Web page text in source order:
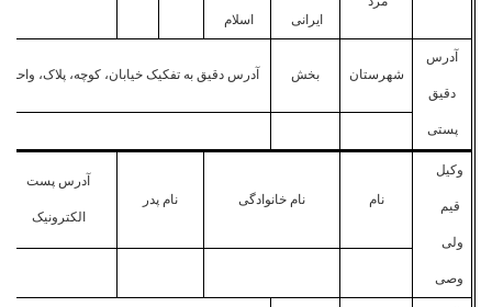
ایرانی اسلام
آدرس
دقیق
پستی
شهرستان بخش آدرس دقیق به تفکیک خیابان، کوچه، پلاک، واحد
وکیل
ولی
وصی
نام نام خانوادگی نام پدر
آدرس پست
الکترونیک